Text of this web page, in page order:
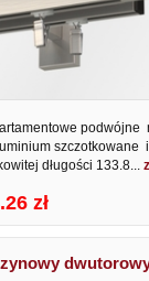
podwójne
szczotkowane
długości 133.8...
zł